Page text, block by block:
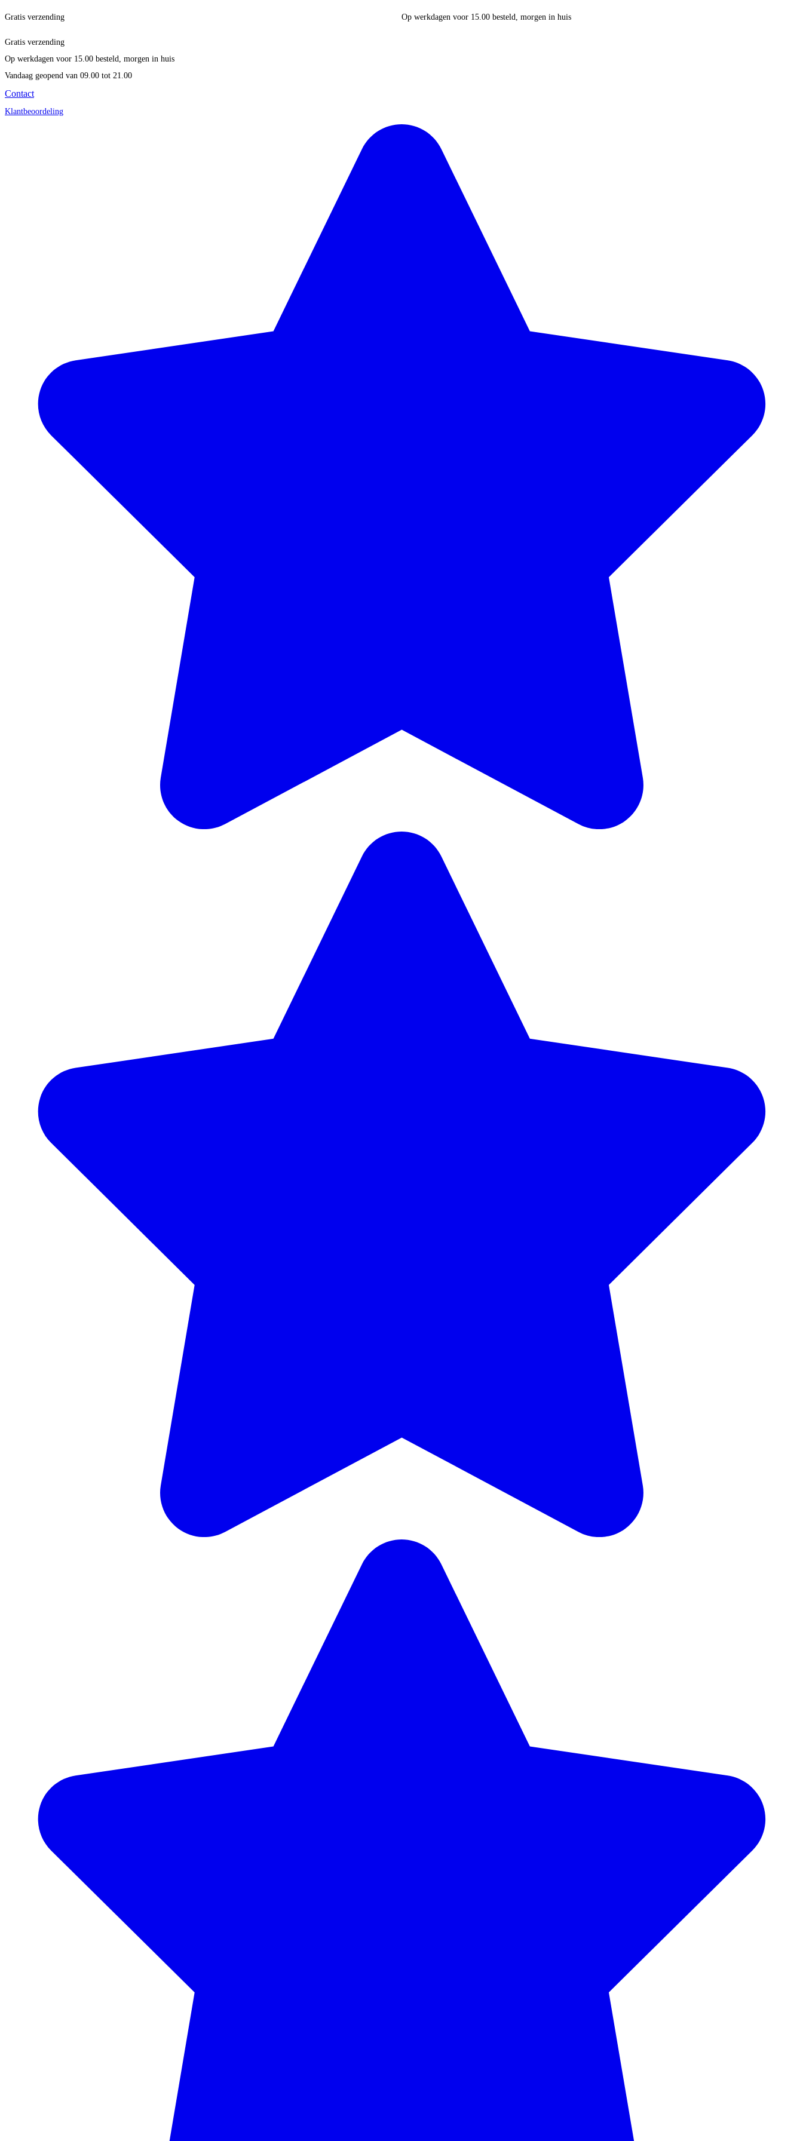
Gratis verzending Op werkdagen voor 15.00 besteld, morgen in huis
Gratis verzending
Op werkdagen voor 15.00 besteld, morgen in huis
Vandaag geopend van 09.00 tot 21.00
Contact
Klantbeoordeling